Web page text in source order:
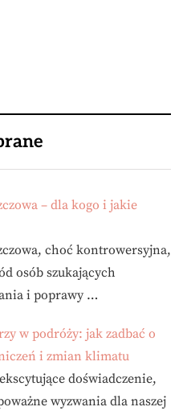
– dla kogo i jakie
choć kontrowersyjna,
osób szukających
i poprawy …
w podróży: jak zadbać o
i zmian klimatu
doświadczenie,
wyzwania dla naszej